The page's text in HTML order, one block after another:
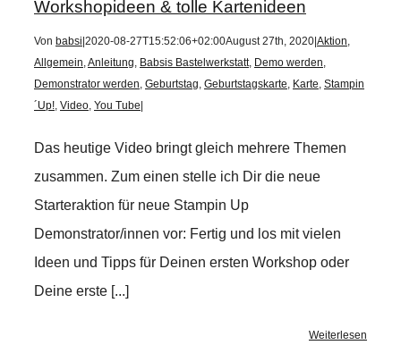
Workshopideen & tolle Kartenideen
Von babsi 2020-08-27T15:52:06+02:00August 27th, 2020 Aktion,
Allgemein,Anleitung, Babsis Bastelwerkstatt, Demo werden,
Demonstrator werden, Geburtstag, Geburtstagskarte, Karte, Stampin
´Up!, Video, You Tube
Das heutige Video bringt gleich mehrere Themen
zusammen. Zum einen stelle ich Dir die neue
Starteraktion für neue Stampin Up
Demonstrator/innen vor: Fertig und los mit vielen
Ideen und Tipps für Deinen ersten Workshop oder
Deine erste [...]
Weiterlesen